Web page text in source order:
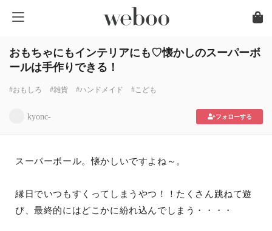
おもちゃにもインテリアにも♡懐かしのスーパーボ
ールは手作りできる！
#おもしろ #雑貨 #ハンドメイド #こども
kyonc- フォローする
スーパーボール。懐かしいですよね～。
縁日でいつもすくってしまうやつ！！たくさん跳ねて遊
び、最終的にはどこかに紛れ込んでしまう・・・・